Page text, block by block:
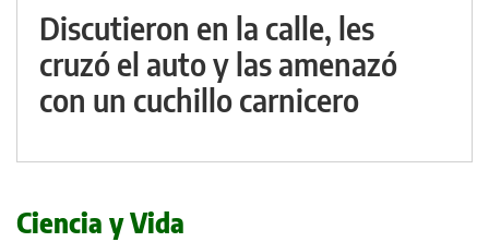
Discutieron en la calle, les
cruzó el auto y las amenazó
con un cuchillo carnicero
Ciencia y Vida